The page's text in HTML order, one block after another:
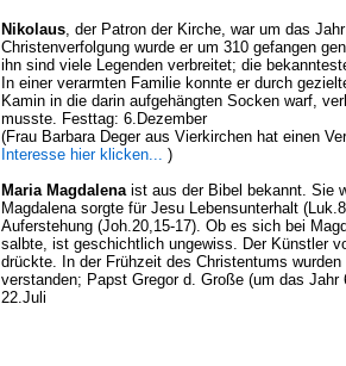
Nikolaus, der Patron der Kirche, war um das
Christenverfolgung wurde er um 310 gefangen
ihn sind viele Legenden verbreitet; die
In einer verarmten Familie konnte er durch
Kamin in die darin aufgehängten Socken warf,
musste. Festtag: 6.Dezember
(Frau Barbara Deger aus Vierkirchen hat einen
Interesse hier klicken... )
Maria Magdalena ist aus der Bibel bekannt. Sie
Magdalena sorgte für Jesu Lebensunterhalt
Auferstehung (Joh.20,15-17). Ob es sich bei
salbte, ist geschichtlich ungewiss. Der Künstler
drückte. In der Frühzeit des Christentums
verstanden; Papst Gregor d. Große (um das
22.Juli